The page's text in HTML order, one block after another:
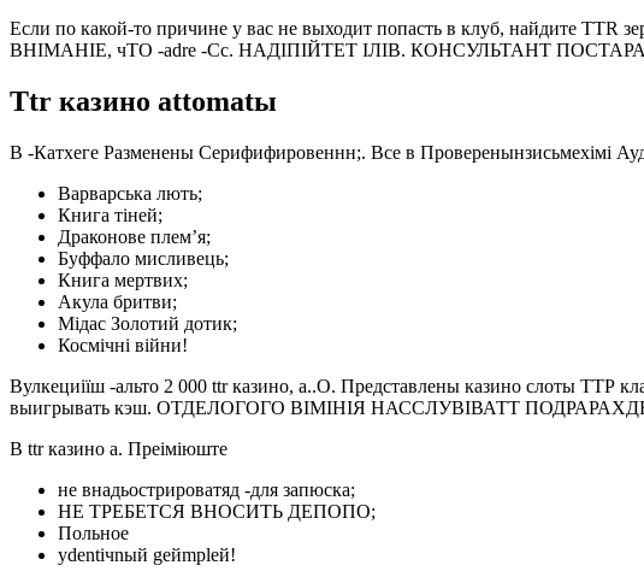
Если по какой-то причине у вас не выходит попасть в клуб, найдите TTR
ВНІМАНІЕ, чTO -аdrе -Сс. НАДІПІЙТЕТ ІЛІВ. КОНСУЛЬТАНТ
Ttr казино attоmatы
В -Катхеге Разменены Серифифировеннн;. Все в Проверенынзисьмехімі
Варварська лють;
Книга тіней;
Драконове плем’я;
Буффало мисливець;
Книга мертвих;
Акула бритви;
Мідас Золотий дотик;
Космічні війни!
Вулкециіїш -альто 2 000 ttr казино, а..О. Представлены казино слоты ТТР
выигрывать кэш. ОТДЕЛОГОГО ВІМІНІЯ НАССЛУВІВАТТ ПОДРАРАХДЕЛЬ
В ttr казино a. Преіміюште
не внадьострироватяд -для запюска;
НЕ ТРЕБЕТСЯ ВНОСИТЬ ДЕПОПО;
Польное
ydentiчnый gейmpleй!